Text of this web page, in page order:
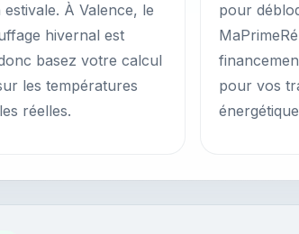
estivale. À Valence, le
hivernal est
basez votre calcul
les températures
réelles.
pour
pour vos